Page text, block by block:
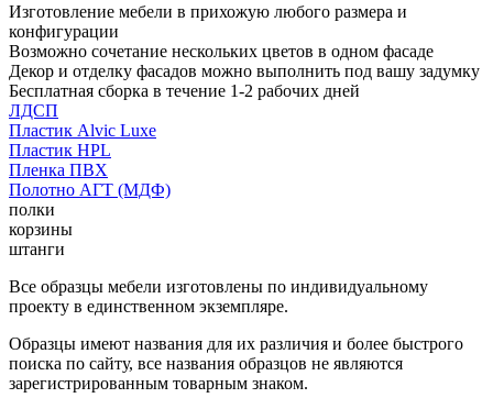
Изготовление мебели в прихожую любого размера и
конфигурации
Возможно сочетание нескольких цветов в одном фасаде
Декор и отделку фасадов можно выполнить под вашу задумку
Бесплатная сборка в течение 1-2 рабочих дней
ЛДСП
Пластик Alvic Luxe
Пластик HPL
Пленка ПВХ
Полотно АГТ (МДФ)
полки
корзины
штанги
Все образцы мебели изготовлены по индивидуальному
проекту в единственном экземпляре.
Образцы имеют названия для их различия и более быстрого
поиска по сайту, все названия образцов не являются
зарегистрированным товарным знаком.